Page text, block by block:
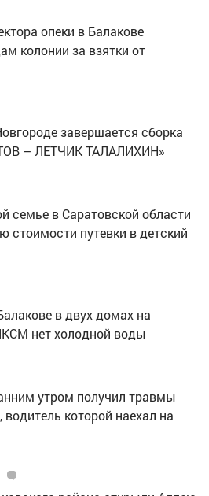
опеки в Балакове
колонии за взятки от
завершается сборка
– ЛЕТЧИК ТАЛАЛИХИН»
семье в Саратовской области
стоимости путевки в детский
в двух домах на
нет холодной воды
утром получил травмы
которой наехал на